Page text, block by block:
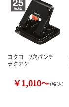
コクヨ 2穴パンチ
ラクアケ
￥1,010～（税込）